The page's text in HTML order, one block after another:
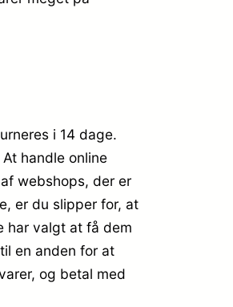
i 14 dage.
handle online
webshops, der er
er du slipper for, at
har valgt at få dem
en anden for at
og betal med